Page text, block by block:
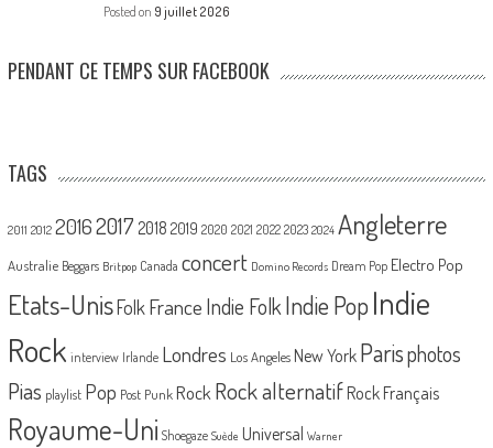
Posted on 9 juillet 2026
PENDANT CE TEMPS SUR FACEBOOK
TAGS
2011 2012 20162017 2018 2019 2020 2021 2022 2023 2024 Angleterre
Australie Beggars Britpop Canada concert Domino Records Dream Pop Electro Pop
Etats-UnisFolk France Indie Folk Indie PopIndie
Rock interview Irlande Londres Los Angeles New York Parisphotos
Pias playlist Pop Post Punk Rock Rock alternatif Rock Français
Royaume-Uni Shoegaze Suède Universal Warner